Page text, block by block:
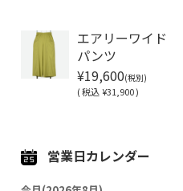
エアリーワイド
パンツ
¥19,600(税別)
(税込¥31,900 )
営業日カレンダー